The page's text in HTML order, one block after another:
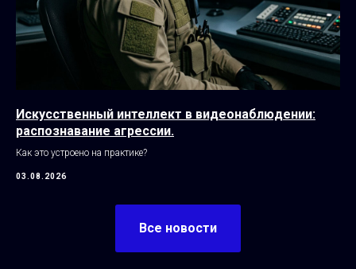
Искусственный интеллект в видеонаблюдении:
распознавание агрессии.
Как это устроено на практике?
03.08.2026
Все новости